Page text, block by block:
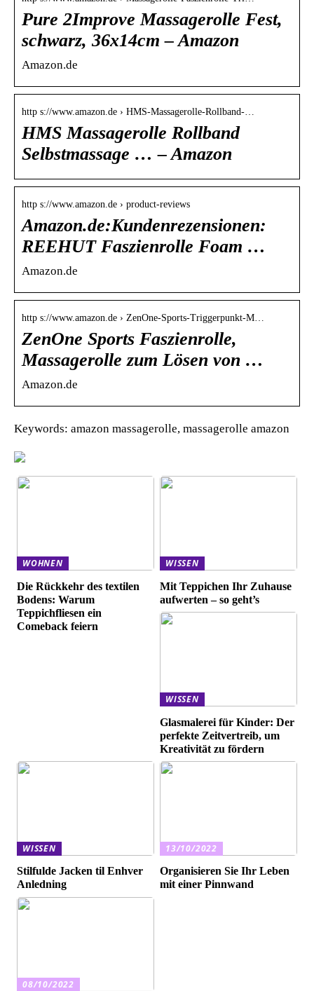
Pure 2Improve Massagerolle Fest,
schwarz, 36x14cm – Amazon
Amazon.de
http s://www.amazon.de › HMS-Massagerolle-Rollband-…
HMS Massagerolle Rollband
Selbstmassage … – Amazon
http s://www.amazon.de › product-reviews
Amazon.de:Kundenrezensionen:
REEHUT Faszienrolle Foam …
Amazon.de
http s://www.amazon.de › ZenOne-Sports-Triggerpunkt-M…
ZenOne Sports Faszienrolle,
Massagerolle zum Lösen von …
Amazon.de
Keywords: amazon massagerolle, massagerolle amazon
WOHNEN
Die Rückkehr des textilen
Bodens: Warum
Teppichfliesen ein
Comeback feiern
WISSEN
Mit Teppichen Ihr Zuhause
aufwerten – so geht’s
WISSEN
Glasmalerei für Kinder: Der
perfekte Zeitvertreib, um
Kreativität zu fördern
WISSEN
Stilfulde Jacken til Enhver
Anledning
13/10/2022
Organisieren Sie Ihr Leben
mit einer Pinnwand
08/10/2022